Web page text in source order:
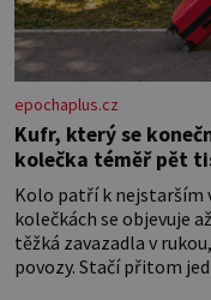
epochaplus.cz
Kufr, který se
kolečka téměř pět
Kolo patří k nejstarším
kolečkách se objevuje
těžká zavazadla v
povozy. Stačí přitom